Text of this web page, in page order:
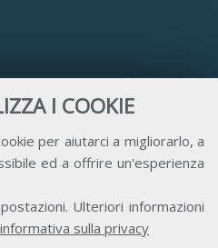
I COOKIE
per aiutarci a migliorarlo, a
ed a offrire un'esperienza
Ulteriori informazioni
informativa sulla privacy